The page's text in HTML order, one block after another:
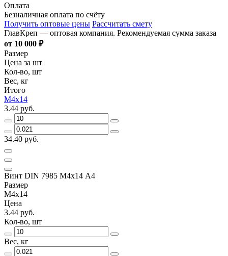
Оплата
Безналичная оплата по счёту
Получить оптовые цены Рассчитать смету
ГлавКреп — оптовая компания. Рекомендуемая сумма заказа
от 10 000 ₽
Размер
Цена за шт
Кол-во, шт
Вес, кг
Итого
М4х14
3.44 руб.
34.40 руб.
Винт DIN 7985 М4х14 A4
Размер
М4х14
Цена
3.44 руб.
Кол-во, шт
Вес, кг